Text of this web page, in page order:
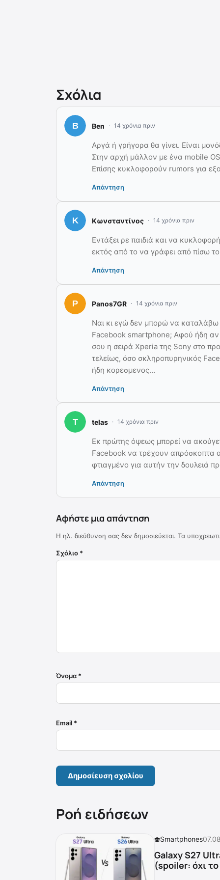
Σχόλια
Ben 14 χρόνια πριν
Αργά ή γρήγορα θα γίνει. Είναι
Στην αρχή μάλλον με ένα mobile
Επίσης κυκλοφορούν rumors για
Απάντηση
Κωνσταντίνος 14 χρόνια πριν
Εντάξει ρε παιδιά και να
εκτός από το να γράφει από πίσω
Απάντηση
Panos7GR 14 χρόνια πριν
Ναι κι εγώ δεν μπορώ να
Facebook smartphone; Αφού ήδη αν
σου η σειρά Xperia της Sony στο
τελείως, όσο σκληροπυρηνικός
ήδη κορεσμενος…
Απάντηση
telas 14 χρόνια πριν
Εκ πρώτης όψεως μπορεί να
Facebook να τρέχουν απρόσκοπτα
φτιαγμένο για αυτήν την δουλειά
Απάντηση
Αφήστε μια απάντηση
Η ηλ. διεύθυνση σας δεν δημοσιεύεται. Τα
Σχόλιο *
Όνομα *
Email *
Ροή ειδήσεων
Smartphones
Galaxy S27
(spoiler: όχι